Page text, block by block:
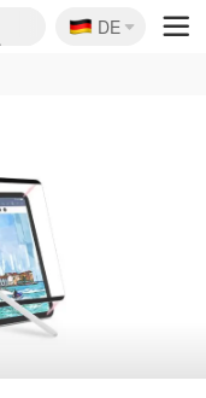
🇩🇪
DE